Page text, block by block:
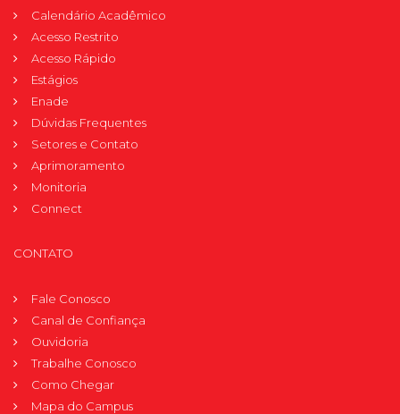
Calendário Acadêmico
Acesso Restrito
Acesso Rápido
Estágios
Enade
Dúvidas Frequentes
Setores e Contato
Aprimoramento
Monitoria
Connect
CONTATO
Fale Conosco
Canal de Confiança
Ouvidoria
Trabalhe Conosco
Como Chegar
Mapa do Campus